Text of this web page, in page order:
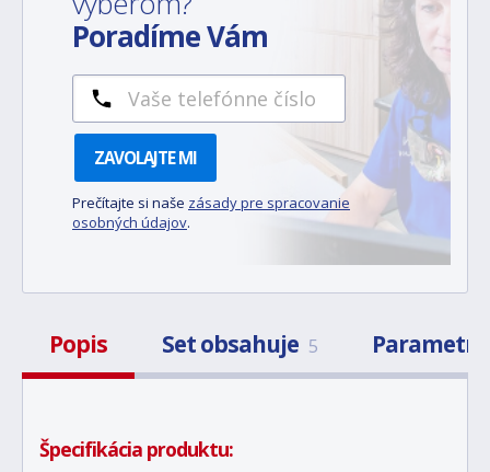
Poradíme Vám
ZAVOLAJTE MI
Prečítajte si naše zásady pre spracovanie
osobných údajov.
Popis Set obsahuje 5 Parametre
Špecifikácia produktu: